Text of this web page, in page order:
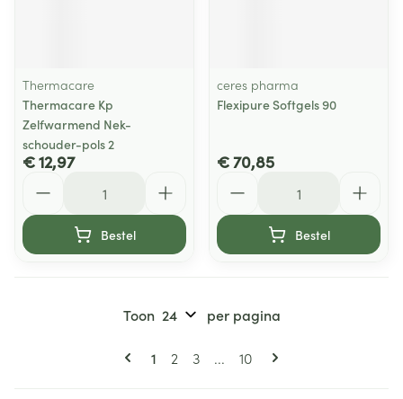
Thermacare
Thermacare Kp
Zelfwarmend Nek-
schouder-pols 2
€ 12,97
Bestel
ceres pharma
Flexipure Softgels 90
€ 70,85
Bestel
Pagina's
U lees momenteel pagina
1 Pagina
2 Pagina
3 ... Pagina
10
Toon per pagina